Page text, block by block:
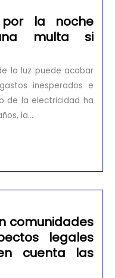
la noche
multa si
la luz puede acabar
inesperados e
de la electricidad ha
la...
comunidades
legales
cuenta las